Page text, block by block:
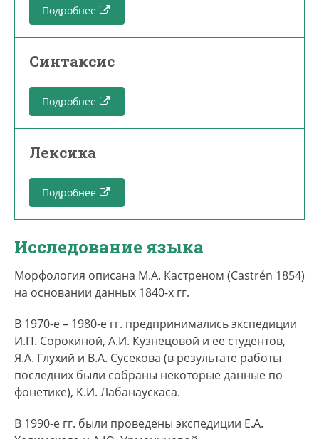
Подробнее
Синтаксис
Подробнее
Лексика
Подробнее
Исследование языка
Морфология описана М.А. Кастреном (Castrén 1854)
на основании данных 1840-х гг.
В 1970-е – 1980-е гг. предпринимались экспедиции
И.П. Сорокиной, А.И. Кузнецовой и ее студентов,
Я.А. Глухий и В.А. Сусекова (в результате работы
последних были собраны некоторые данные по
фонетике), К.И. Лабанаускаса.
В 1990-е гг. были проведены экспедиции Е.А.